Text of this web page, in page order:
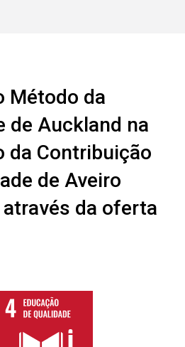
Método da
de Auckland na
da Contribuição
de Aveiro
através da oferta